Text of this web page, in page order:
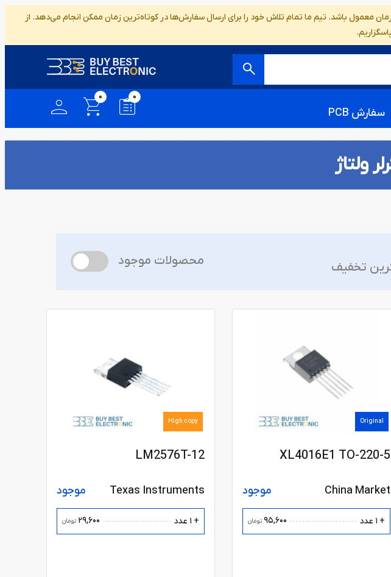
معمول باشد. تیم ما تمام تلاش خود را برای ارسال سفارش‌ها در کوتاه‌ترین زمان ممکن انجام می‌دهد. از
سفارش PCB
0
0
ولتاژ
تخفیف محصولات موجود
Original
XL4016E1 TO-220-5
China Market موجود
+ 1 عدد 95,600 تومان
High copy
LM2576T-12
Texas Instruments موجود
+ 1 عدد 29,600 تومان